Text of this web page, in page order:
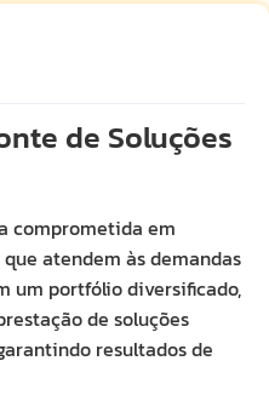
de Soluções
comprometida em
atendem às demandas
um portfólio diversificado,
de soluções
resultados de